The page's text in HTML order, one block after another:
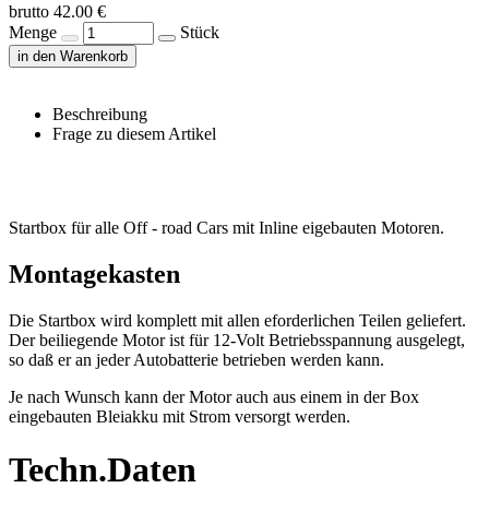
brutto 42.00 €
Menge
Stück
in den Warenkorb
Beschreibung
Frage zu diesem Artikel
Startbox für alle Off - road Cars mit Inline eigebauten Motoren.
Montagekasten
Die Startbox wird komplett mit allen eforderlichen Teilen geliefert.
Der beiliegende Motor ist für 12-Volt Betriebsspannung ausgelegt,
so daß er an jeder Autobatterie betrieben werden kann.
Je nach Wunsch kann der Motor auch aus einem in der Box
eingebauten Bleiakku mit Strom versorgt werden.
Techn.Daten